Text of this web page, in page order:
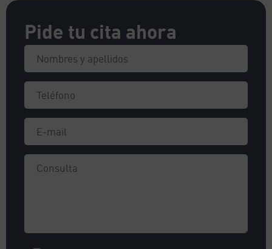
Pide tu cita ahora